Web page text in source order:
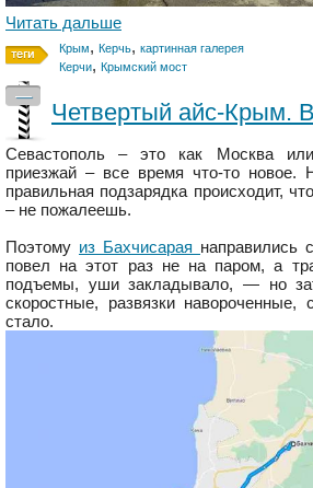
Читать дальше
Крым, Керчь, картинная галерея
Керчи, Крымский мост
—
Севастополь – это как Москва
приезжай – все время что-то новое.
правильная подзарядка происходит,
– не пожалеешь.
Поэтому из Бахчисарая направились
повел на этот раз не на паром, а
подъемы, уши закладывало, — но
скоростные, развязки
стало.